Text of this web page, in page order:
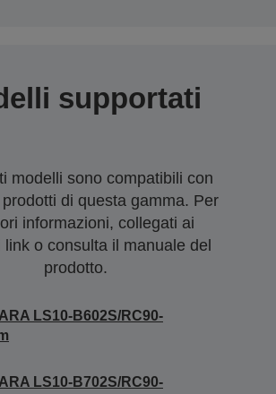
supportati
modelli sono compatibili con
di questa gamma. Per
informazioni, collegati ai
link o consulta il manuale del
prodotto.
LS10-B602S/RC90-
LS10-B702S/RC90-